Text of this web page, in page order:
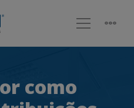
como